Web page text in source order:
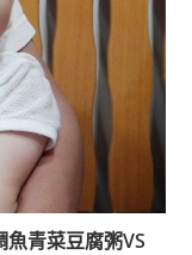
魚青菜豆腐粥VS